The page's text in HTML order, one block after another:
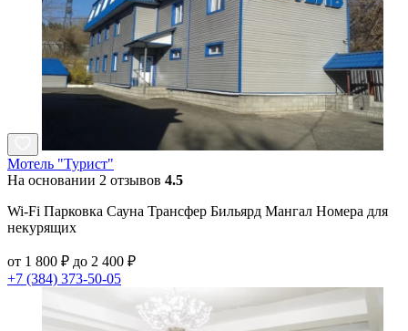
Мотель "Турист"
На основании 2 отзывов 4.5
Wi-Fi Парковка Сауна Трансфер Бильярд Мангал Номера для
некурящих
от 1 800 ₽ до 2 400 ₽
+7 (384) 373-50-05